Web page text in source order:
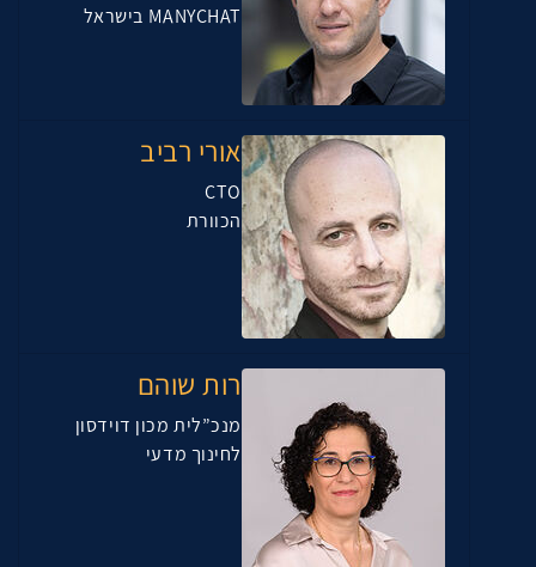
MANYCHAT בישראל
אורי רביב
CTO
הכוורת
רות שוהם
מנכ”לית מכון דוידסון
לחינוך מדעי